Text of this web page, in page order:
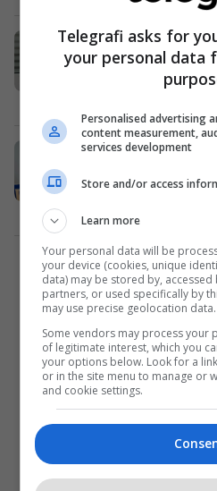
Konjufca
kandidojë
kryetarit të
Haxhiu i
Deklaratë
1
Telegrafi asks for
your personal data
Personalised advertising
content measurement,
services development
Store and/or access
Learn more
Your personal data will be
your device (cookies, unique
data) may be stored by,
partners, or used specifically by
may use precise geolocation data.
Some vendors may process your
of legitimate interest, which you
your options below. Look for a
or in the site menu to manage or
and cookie settings.